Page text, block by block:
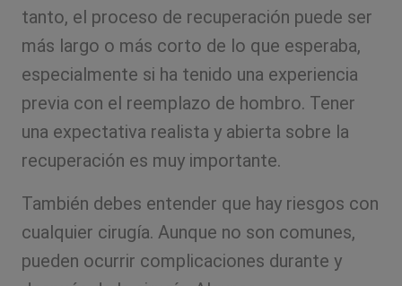
tanto, el proceso de recuperación puede ser
más largo o más corto de lo que esperaba,
especialmente si ha tenido una experiencia
previa con el reemplazo de hombro. Tener
una expectativa realista y abierta sobre la
recuperación es muy importante.
También debes entender que hay riesgos con
cualquier cirugía. Aunque no son comunes,
pueden ocurrir complicaciones durante y